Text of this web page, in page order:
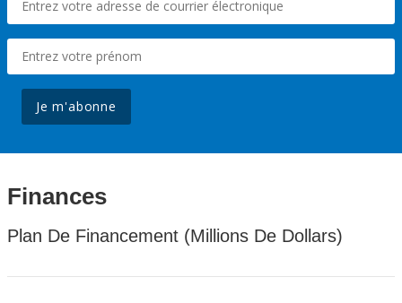
Je m'abonne
Finances
Plan De Financement (Millions De Dollars)